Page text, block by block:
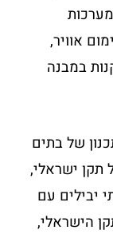
אוויר,
במבנה
של בתים
תקן ישראלי,
יבילים עם
הישראלי,